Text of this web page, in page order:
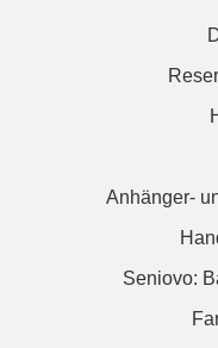
Anhänger-
Seniovo: